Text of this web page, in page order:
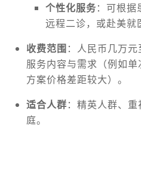
个性化服务：可根据
远程二诊，或赴美就
收费范围 ：人民币几万
服务内容与需求（例如
方案价格差距较大）。
适合人群：精英人群、
庭。